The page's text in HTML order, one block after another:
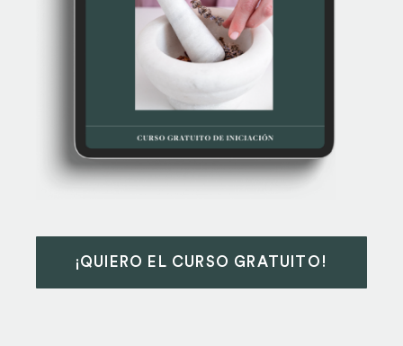
¡QUIERO EL CURSO GRATUITO!